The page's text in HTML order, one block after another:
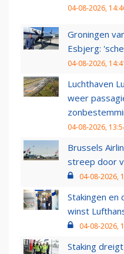
04-08-2026,
Groningen
Esbjerg:
04-08-2026,
Luchthaven
weer
04-08-2026,
Brussels
streep door
04-08-2026,
Stakingen en
winst
04-08-2026,
Staking